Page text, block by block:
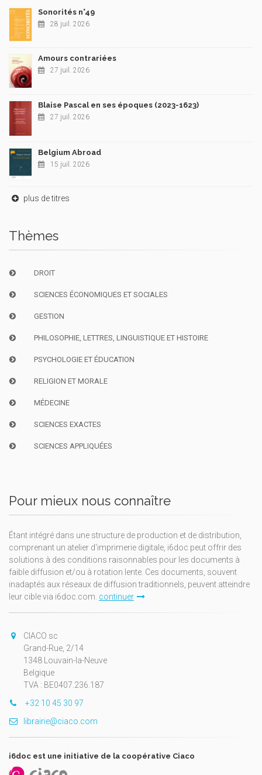
Sonorités n°49
28 juil. 2026
Amours contrariées
27 juil. 2026
Blaise Pascal en ses époques (2023-1623)
27 juil. 2026
Belgium Abroad
15 juil. 2026
plus de titres
Thèmes
DROIT
SCIENCES ÉCONOMIQUES ET SOCIALES
GESTION
PHILOSOPHIE, LETTRES, LINGUISTIQUE ET HISTOIRE
PSYCHOLOGIE ET ÉDUCATION
RELIGION ET MORALE
MÉDECINE
SCIENCES EXACTES
SCIENCES APPLIQUÉES
Pour mieux nous connaître
Étant intégré dans une structure de production et de distribution,
comprenant un atelier d'imprimerie digitale, i6doc peut offrir des
solutions à des conditions raisonnables pour les documents à
faible diffusion et/ou à rotation lente. Ces documents, souvent
inadaptés aux réseaux de diffusion traditionnels, peuvent atteindre
leur cible via i6doc.com. continuer
CIACO sc
Grand-Rue, 2/14
1348 Louvain-la-Neuve
Belgique
TVA : BE0407.236.187
+32 10 45 30 97
librairie@ciaco.com
i6doc est une initiative de la coopérative Ciaco